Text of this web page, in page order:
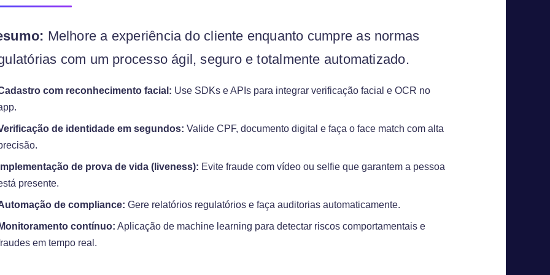
Melhore a experiência do cliente enquanto cumpre as normas
com um processo ágil, seguro e totalmente automatizado.
com reconhecimento facial: Use SDKs e APIs para integrar verificação facial e OCR no
de identidade em segundos: Valide CPF, documento digital e faça o face match com alta
de prova de vida (liveness): Evite fraude com vídeo ou selfie que garantem a pessoa
presente.
de compliance: Gere relatórios regulatórios e faça auditorias automaticamente.
contínuo: Aplicação de machine learning para detectar riscos comportamentais e
em tempo real.